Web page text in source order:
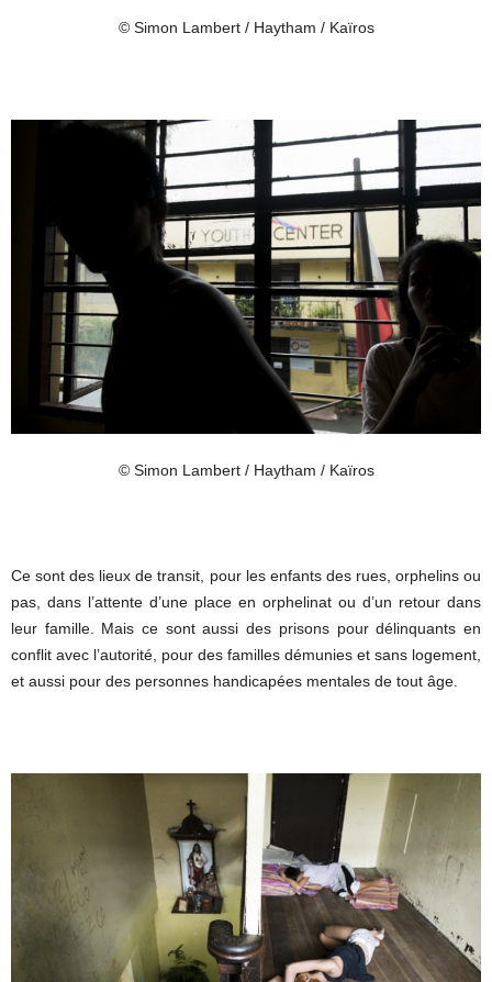
© Simon Lambert / Haytham / Kaïros
© Simon Lambert / Haytham / Kaïros
Ce sont des lieux de transit, pour les enfants des rues, orphelins ou
pas, dans l’attente d’une place en orphelinat ou d’un retour dans
leur famille. Mais ce sont aussi des prisons pour délinquants en
conflit avec l’autorité, pour des familles démunies et sans logement,
et aussi pour des personnes handicapées mentales de tout âge.